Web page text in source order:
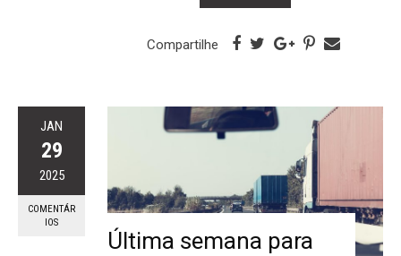
Compartilhe
JAN
29
2025
COMENTÁR
IOS
Última semana para